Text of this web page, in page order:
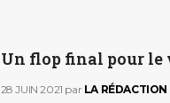
Un flop final pour le
28 JUIN 2021 par LA RÉDACTION